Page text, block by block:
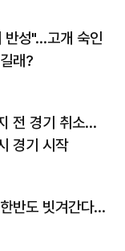
반성"…고개 숙인
래?
전 경기 취소…
경기 시작
반도 빗겨간다…